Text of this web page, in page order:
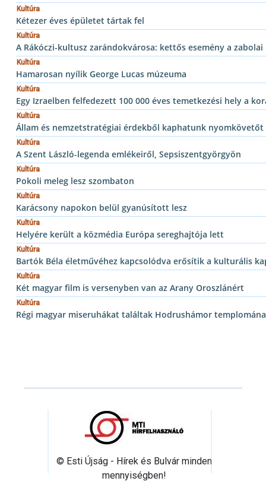
Kultúra
Kétezer éves épületet tártak fel
Kultúra
A Rákóczi-kultusz zarándokvárosa: kettős esemény a
Kultúra
Hamarosan nyílik George Lucas múzeuma
Kultúra
Egy Izraelben felfedezett 100 000 éves temetkezési hely a
Kultúra
Állam és nemzetstratégiai érdekből kaphatunk nyomkövetőt
Kultúra
A Szent László-legenda emlékeiről, Sepsiszentgyörgyön
Kultúra
Pokoli meleg lesz szombaton
Kultúra
Karácsony napokon belül gyanúsított lesz
Kultúra
Helyére került a közmédia Európa sereghajtója lett
Kultúra
Bartók Béla életművéhez kapcsolódva erősítik a kulturális
Kultúra
Két magyar film is versenyben van az Arany Oroszlánért
Kultúra
Régi magyar miseruhákat találtak Hodrushámor
© Esti Újság - Hírek és Bulvár minden
mennyiségben!